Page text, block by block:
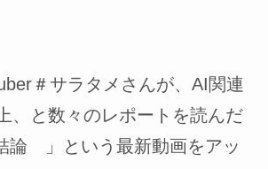
＃サラタメさんが、AI関連
、と数々のレポートを読んだ
論 」という最新動画をアッ